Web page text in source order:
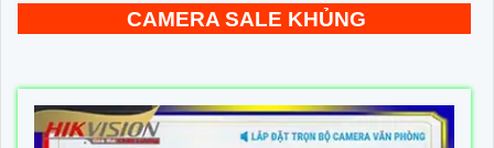
CAMERA SALE KHỦNG